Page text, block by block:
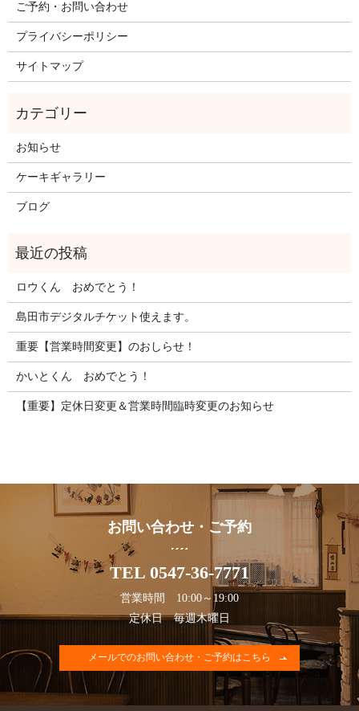
ご予約・お問い合わせ
プライバシーポリシー
サイトマップ
お知らせ
ケーキギャラリー
ブログ
ロウくん おめでとう！
島田市デジタルチケット使えます。
重要【営業時間変更】のおしらせ！
かいとくん おめでとう！
【重要】定休日変更＆営業時間臨時変更のお知らせ
お問い合わせ・ご予約
TEL 0547-36-7771
営業時間 10:00～19:00
定休日 毎週木曜日
メールでのお問い合わせ・ご予約はこちら